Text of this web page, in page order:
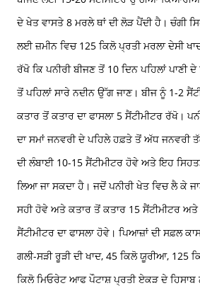
ਦੇ ਖੇਤ ਵਾਸਤੇ 8 ਮਰਲੇ ਥਾਂ ਦੀ ਲੋੜ ਪੈਂਦੀ ਹੈ। ਚੰਗੀ
ਲਈ ਜ਼ਮੀਨ ਵਿਚ 125 ਕਿਲੋ ਪ੍ਰਤੀ ਮਰਲਾ ਦੇਸੀ
ਰੱਖੋ ਕਿ ਪਨੀਰੀ ਬੀਜਣ ਤੋਂ 10 ਦਿਨ ਪਹਿਲਾਂ ਪਾਣੀ ਦੇ
ਤੋਂ ਪਹਿਲਾਂ ਸਾਰੇ ਨਦੀਨ ਉੱਗ ਜਾਣ। ਬੀਜ ਨੂੰ 1-2
ਕਤਾਰ ਤੋਂ ਕਤਾਰ ਦਾ ਫਾਸਲਾ 5 ਸੈਂਟੀਮੀਟਰ ਰੱਖੋ।
ਦਾ ਸਮਾਂ ਜਨਵਰੀ ਦੇ ਪਹਿਲੇ ਹਫ਼ਤੇ ਤੋਂ ਅੱਧ ਜਨਵਰੀ
ਦੀ ਲੰਬਾਈ 10-15 ਸੈਂਟੀਮੀਟਰ ਹੋਵੇ ਅਤੇ ਇਹ
ਲਿਆ ਜਾ ਸਕਦਾ ਹੈ। ਜਦੋਂ ਪਨੀਰੀ ਖੇਤ ਵਿਚ ਲੈ ਕੇ
ਸਹੀ ਹੋਵੇ ਅਤੇ ਕਤਾਰ ਤੋਂ ਕਤਾਰ 15 ਸੈਂਟੀਮੀਟਰ
ਸੈਂਟੀਮੀਟਰ ਦਾ ਫਾਸਲਾ ਹੋਵੇ। ਪਿਆਜ਼ਾਂ ਦੀ ਸਫ਼ਲ
ਗਲੀ-ਸੜੀ ਰੂੜੀ ਦੀ ਖਾਦ, 45 ਕਿਲੋ ਯੂਰੀਆ, 125
ਕਿਲੋ ਮਿਓਰੇਟ ਆਫ ਪੌਟਾਸ਼ ਪ੍ਰਤੀ ਏਕੜ ਦੇ ਹਿਸਾਬ